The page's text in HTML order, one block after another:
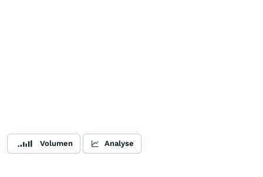
Volumen Analyse